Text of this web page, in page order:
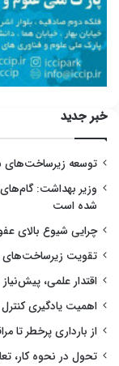
خبر جدید
توسعه زیرساخت‌های سلامت
وزیر بهداشت:
شده است
چرایی شیوع بالای
تقویت زیرساخت‌های
اقتدار علمی،
اهمیت یادگیری کنترل
از بارداری پرخطر تا
تحول در نحوه کار،